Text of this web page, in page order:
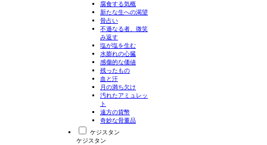
腐食する気概
新たな生への渴望
骨占い
不遜なる者、微笑
み返す
塩が塩を生む
水膨れの心臓
感傷的な価値
残ったもの
血と汗
月の満ち欠け
汚れたアミュレッ
ト
遠方の貨幣
奇妙な骨董品
ケジスタン
ケジスタン